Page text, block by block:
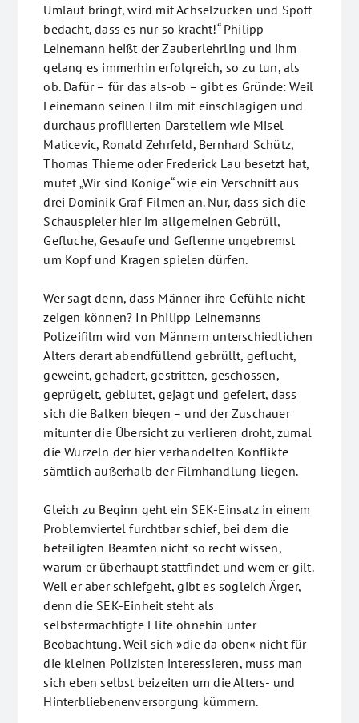
Umlauf bringt, wird mit Achselzucken und Spott
bedacht, dass es nur so kracht!“ Philipp
Leinemann heißt der Zauberlehrling und ihm
gelang es immerhin erfolgreich, so zu tun, als
ob. Dafür – für das als-ob – gibt es Gründe: Weil
Leinemann seinen Film mit einschlägigen und
durchaus profilierten Darstellern wie Misel
Maticevic, Ronald Zehrfeld, Bernhard Schütz,
Thomas Thieme oder Frederick Lau besetzt hat,
mutet „Wir sind Könige“ wie ein Verschnitt aus
drei Dominik Graf-Filmen an. Nur, dass sich die
Schauspieler hier im allgemeinen Gebrüll,
Gefluche, Gesaufe und Geflenne ungebremst
um Kopf und Kragen spielen dürfen.
Wer sagt denn, dass Männer ihre Gefühle nicht
zeigen können? In Philipp Leinemanns
Polizeifilm wird von Männern unterschiedlichen
Alters derart abendfüllend gebrüllt, geflucht,
geweint, gehadert, gestritten, geschossen,
geprügelt, geblutet, gejagt und gefeiert, dass
sich die Balken biegen – und der Zuschauer
mitunter die Übersicht zu verlieren droht, zumal
die Wurzeln der hier verhandelten Konflikte
sämtlich außerhalb der Filmhandlung liegen.
Gleich zu Beginn geht ein SEK-Einsatz in einem
Problemviertel furchtbar schief, bei dem die
beteiligten Beamten nicht so recht wissen,
warum er überhaupt stattfindet und wem er gilt.
Weil er aber schiefgeht, gibt es sogleich Ärger,
denn die SEK-Einheit steht als
selbstermächtigte Elite ohnehin unter
Beobachtung. Weil sich »die da oben« nicht für
die kleinen Polizisten interessieren, muss man
sich eben selbst beizeiten um die Alters- und
Hinterbliebenenversorgung kümmern.